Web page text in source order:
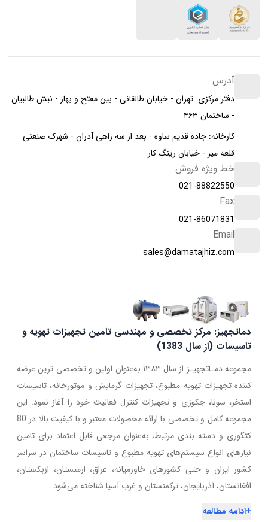
آدرس
دفتر مرکزی: تهران - خیابان طالقانی - بین مفتح و بهار - نبش طالبیان
- ساختمان ۴۶۳
کارخانه: جاده قدیم ساوه - بعد از سه راهی آدران - شهرک صنعتی
قلعه میر - خیابان رینگ کار
خط ویژه فروش
021-88822550
Fax
021-86071831
Email
sales@damatajhiz.com
دماتجهیز: مرکز تخصصی و مهندسی تامین تجهیزات تهویه و
تاسیسات (از سال 1383)
مجموعه دمـاتجهیـز از سال ۱۳۸۳ به‌عنوان اولین و تخصصی ترین عرضه
کننده تجهیزات تهویه مطبوع، تجهیزات گرمایش و موتورخانه، تاسیسات
استخر، سونا، جکوزی و تجهیزات کنترل فعالیت خود را آغاز نمود. این
مجموعه کامل و تخصصی با ارائه محصولات معتبر و با کیفیت بالا در 80
کتگوری و دسته بندی مرتبط، به‌عنوان مرجعی قابل اعتماد برای تامین
نیازهای انواع سیستم‌های تهویه مطبوع و تاسیسات ساختمان در سراسر
کشور ایران و حتی کشورهای خاورمیانه، عراق، ارمنستان، ازبکستان،
افغانستان، آذربایجان، ترکمنستان و غرب آسیا شناخته می‌شود.
+ادامه مطالعه